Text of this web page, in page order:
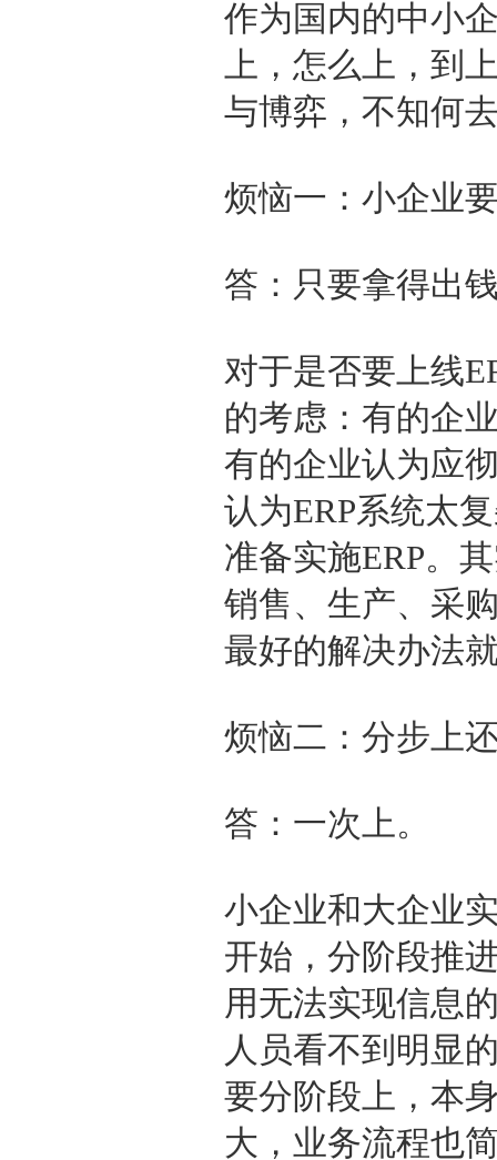
作为国内的中小
上，怎么上，到
与博弈，不知何
烦恼一：小企业
答：只要拿得出
对于是否要上线
的考虑：有的企
有的企业认为应
认为ERP系统太
准备实施ERP。
销售、生产、采
最好的解决办法
烦恼二：分步上
答：一次上。
小企业和大企业
开始，分阶段推
用无法实现信息
人员看不到明显
要分阶段上，本
大，业务流程也